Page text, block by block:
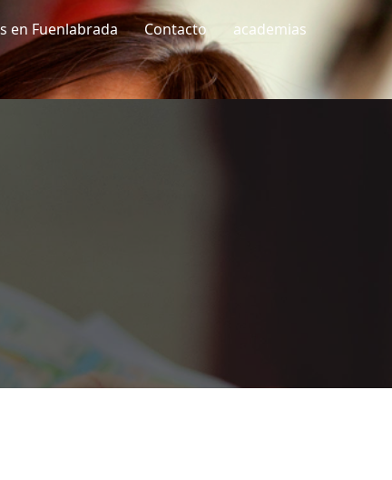
en Fuenlabrada Contacto academias